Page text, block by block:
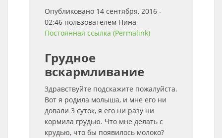
Опубликовано 14 сентября, 2016 -
02:46 пользователем Нина
Постоянная ссылка (Permalink)
Грудное
вскармливание
Здравствуйте подскажите пожалуйста.
Вот я родила молыша, и мне его ни
довали 3 суток, я его ни разу ни
кормила грудью. Что мне делать с
крудью, что бы появилось молоко?